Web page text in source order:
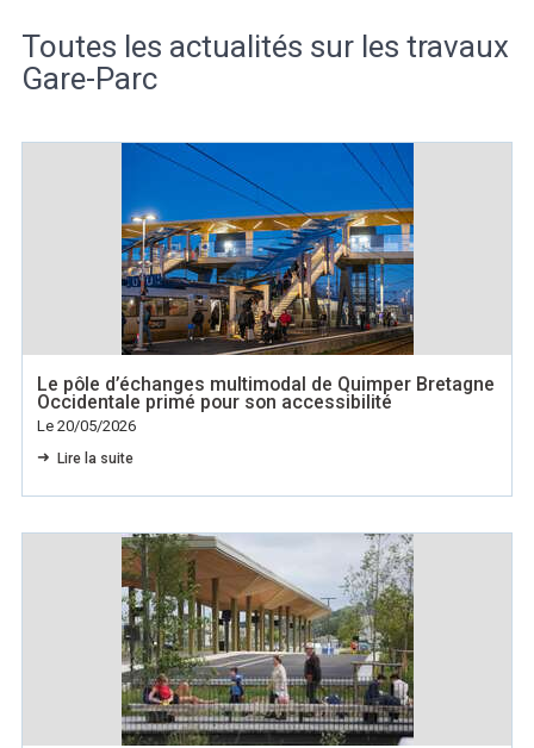
Toutes les actualités sur les travaux
Gare-Parc
Le pôle d’échanges multimodal de Quimper Bretagne
Occidentale primé pour son accessibilité
Le 20/05/2026
Lire la suite